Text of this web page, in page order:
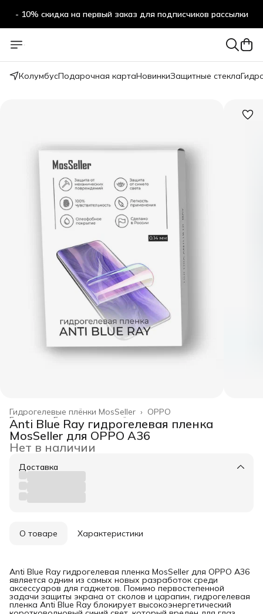
- 10% скидка на первый заказ для подписчиков рассылки
КолумбусПодарочная картаНовинкиЗащитные стекла
OPPO
Гидрогелевые плёнки MosSeller ›
Гидрогелевые плёнки ›
Главная ›
Anti Blue Ray гидрогелевая пленка
MosSeller для OPPO A36
Нет в наличии
Доставка
О товаре Характеристики
Anti Blue Ray гидрогелевая пленка MosSeller для OPPO A36
является одним из самых новых разработок среди
аксессуаров для гаджетов. Помимо первостепенной
задачи защиты экрана от сколов и царапин, гидрогелевая
пленка Anti Blue Ray блокирует высокоэнергетический